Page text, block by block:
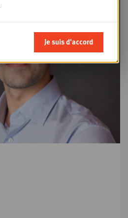
Je suis d'accord